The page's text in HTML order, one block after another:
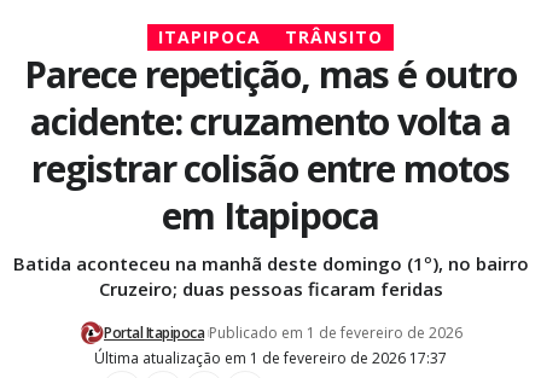
ITAPIPOCA TRÂNSITO
Parece repetição, mas é outro
acidente: cruzamento volta a
registrar colisão entre motos
em Itapipoca
Batida aconteceu na manhã deste domingo (1º), no bairro
Cruzeiro; duas pessoas ficaram feridas
Última atualização em 1 de fevereiro de 2026 17:37
Portal Itapipoca Publicado em 1 de fevereiro de 2026